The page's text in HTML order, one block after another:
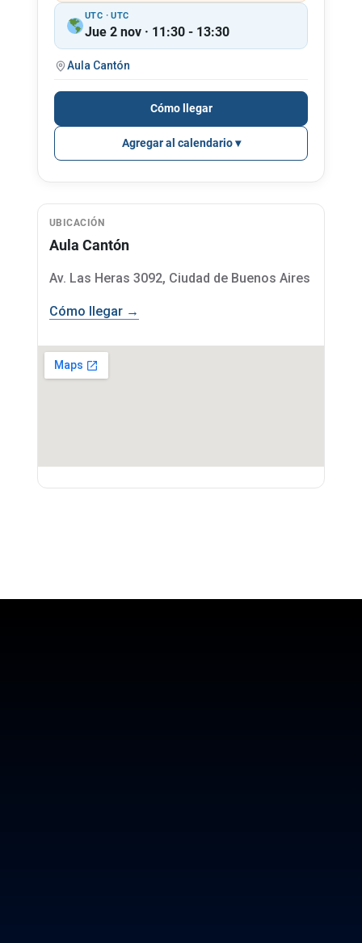
UTC · UTC
Jue 2 nov · 11:30 - 13:30
Aula Cantón
Cómo llegar
Agregar al calendario
UBICACIÓN
Aula Cantón
Av. Las Heras 3092, Ciudad de Buenos Aires
Cómo llegar →